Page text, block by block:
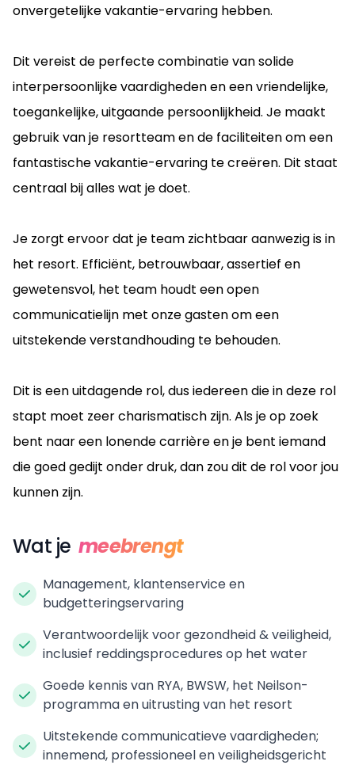
onvergetelijke vakantie-ervaring hebben.
Dit vereist de perfecte combinatie van solide
interpersoonlijke vaardigheden en een vriendelijke,
toegankelijke, uitgaande persoonlijkheid. Je maakt
gebruik van je resortteam en de faciliteiten om een
fantastische vakantie-ervaring te creëren. Dit staat
centraal bij alles wat je doet.
Je zorgt ervoor dat je team zichtbaar aanwezig is in
het resort. Efficiënt, betrouwbaar, assertief en
gewetensvol, het team houdt een open
communicatielijn met onze gasten om een
uitstekende verstandhouding te behouden.
Dit is een uitdagende rol, dus iedereen die in deze rol
stapt moet zeer charismatisch zijn. Als je op zoek
bent naar een lonende carrière en je bent iemand
die goed gedijt onder druk, dan zou dit de rol voor jou
kunnen zijn.
Wat je meebrengt
Management, klantenservice en
budgetteringservaring
Verantwoordelijk voor gezondheid & veiligheid,
inclusief reddingsprocedures op het water
Goede kennis van RYA, BWSW, het Neilson-
programma en uitrusting van het resort
Uitstekende communicatieve vaardigheden;
innemend, professioneel en veiligheidsgericht